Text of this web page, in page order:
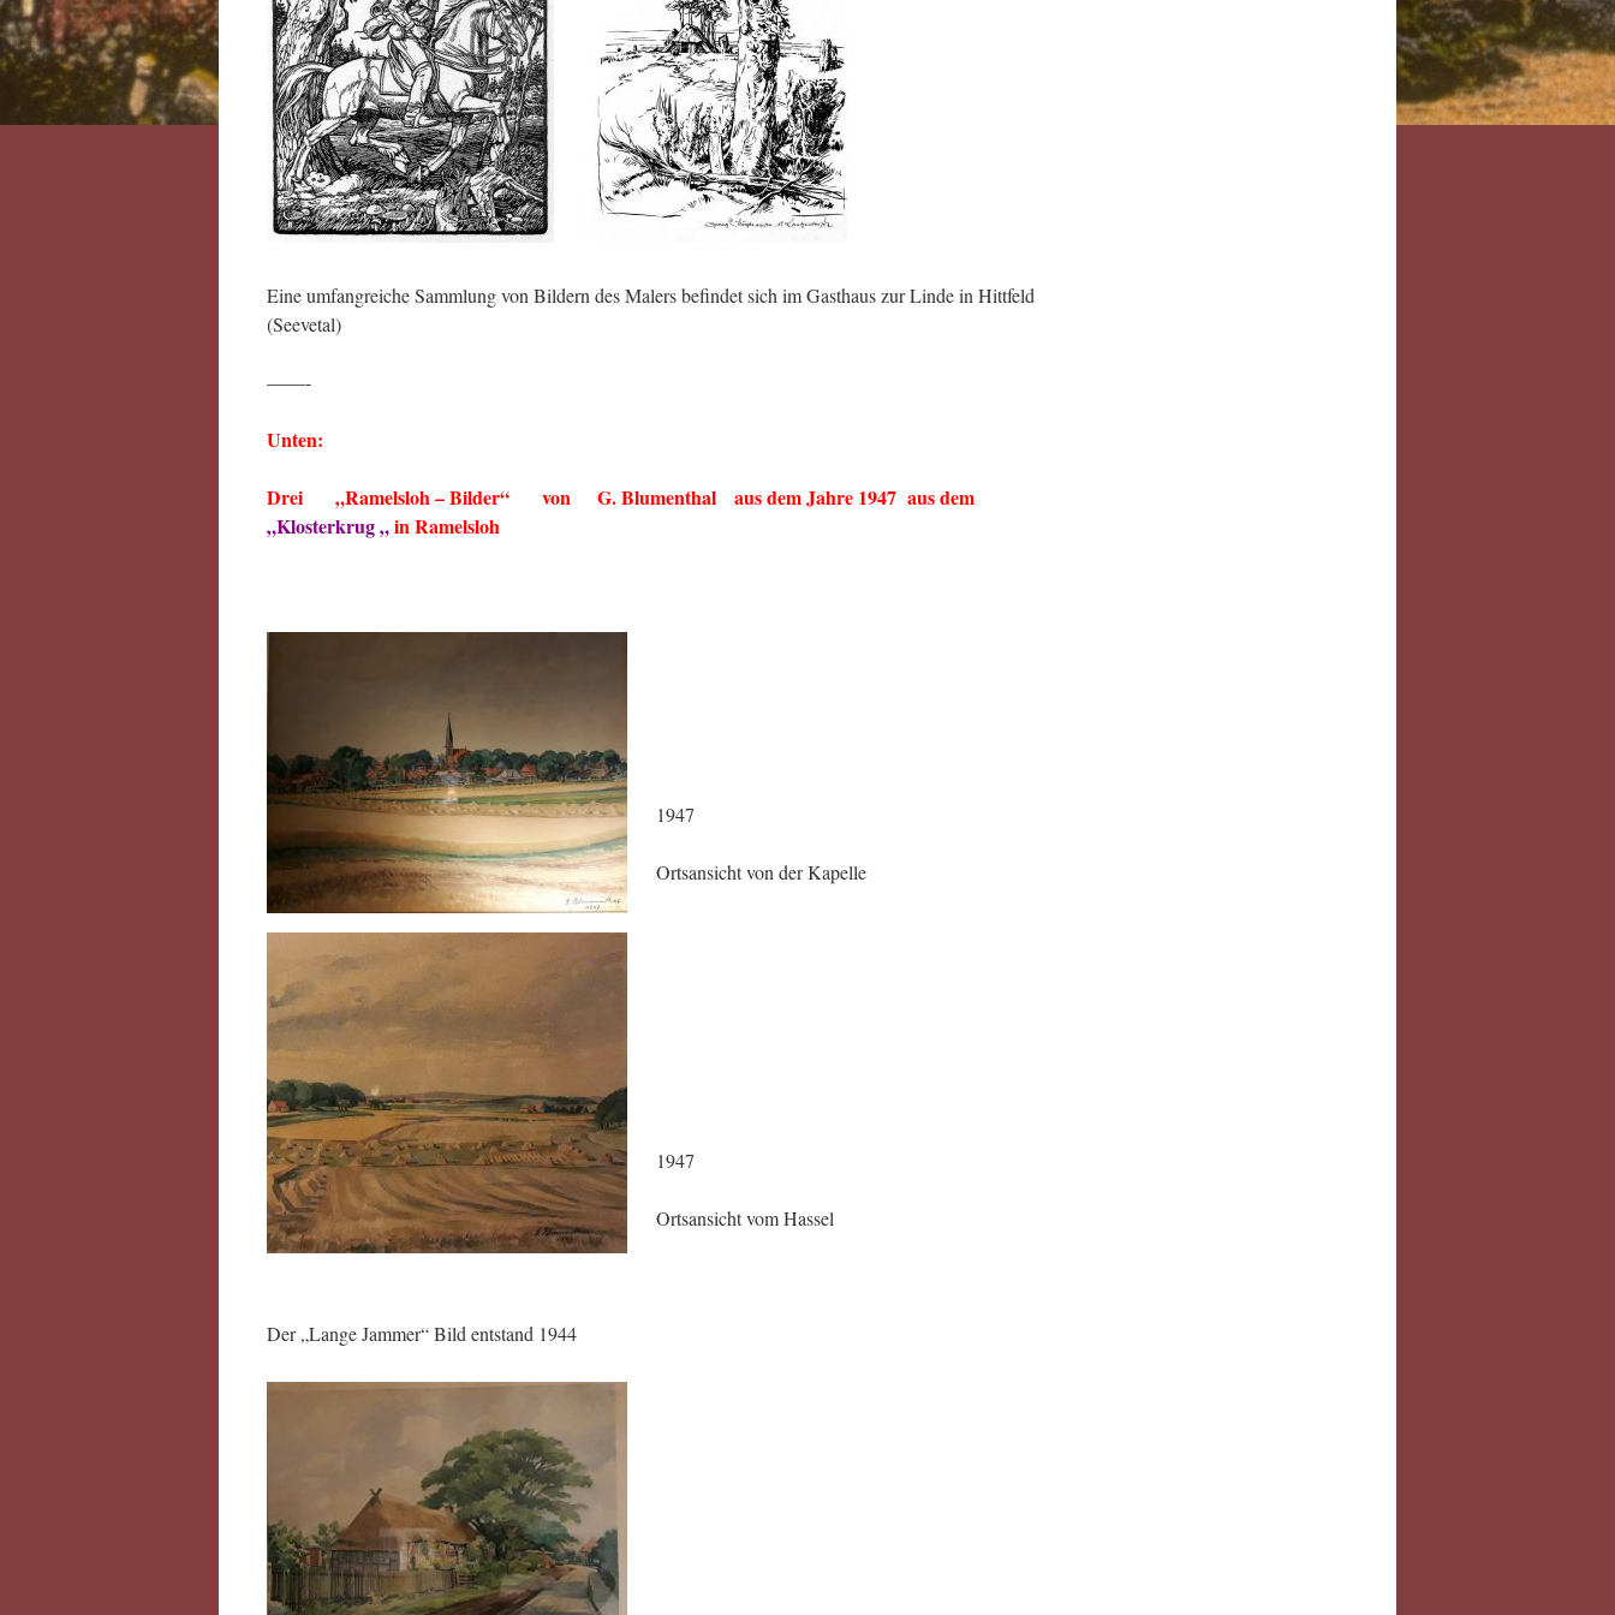
Eine umfangreiche Sammlung von Bildern des Malers befindet sich im Gasthaus zur Linde in Hittfeld
(Seevetal)
——-
Unten:
Drei „Ramelsloh – Bilder“ von G. Blumenthal aus dem Jahre 1947 aus dem
„Klosterkrug „in Ramelsloh
1947
Ortsansicht von der Kapelle
1947
Ortsansicht vom Hassel
Der „Lange Jammer“ Bild entstand 1944